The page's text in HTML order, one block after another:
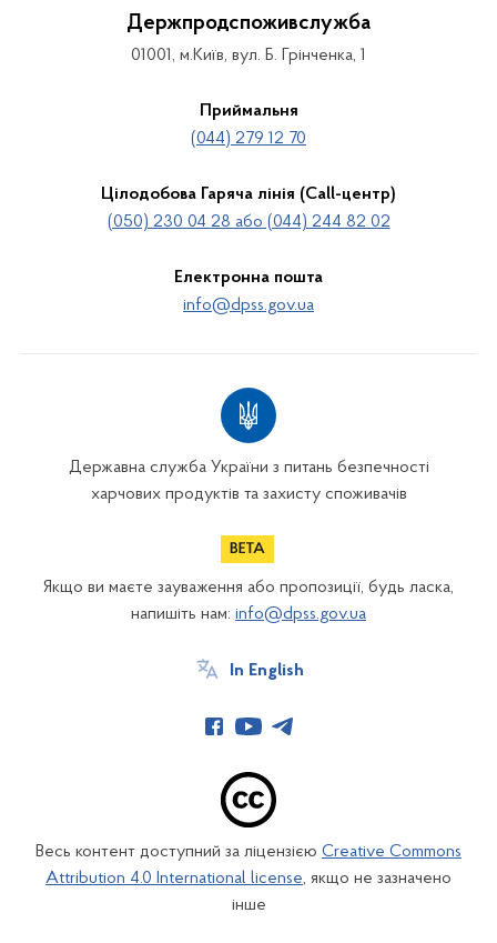
Держпродспоживслужба
01001, м.Київ, вул. Б. Грінченка, 1
Приймальня
(044) 279 12 70
Цілодобова Гаряча лінія (Call-центр)
(050) 230 04 28 або (044) 244 82 02
Електронна пошта
info@dpss.gov.ua
Державна служба України з питань безпечності
харчових продуктів та захисту споживачів
Якщо ви маєте зауваження або пропозиції, будь ласка,
напишіть нам: info@dpss.gov.ua
In English
Весь контент доступний за ліцензією Creative Commons
Attribution 4.0 International license, якщо не зазначено
інше